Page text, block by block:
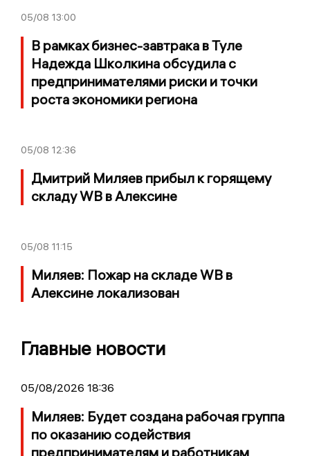
05/08 13:00
В рамках бизнес-завтрака в Туле
Надежда Школкина обсудила с
предпринимателями риски и точки
роста экономики региона
05/08 12:36
Дмитрий Миляев прибыл к горящему
складу WB в Алексине
05/08 11:15
Миляев: Пожар на складе WB в
Алексине локализован
Главные новости
05/08/2026 18:36
Миляев: Будет создана рабочая группа
по оказанию содействия
предпринимателям и работникам